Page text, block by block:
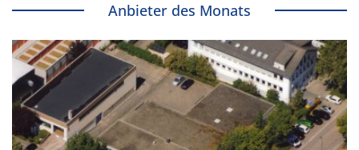
Anbieter des Monats